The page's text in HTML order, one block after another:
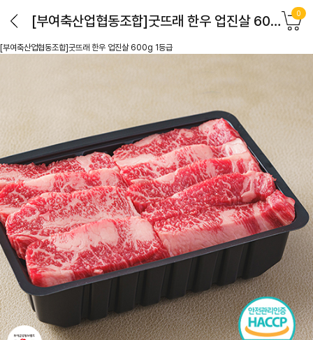
[부여축산업협동조합]굿뜨래 한우 업진살 600g 1등급 0
[부여축산업협동조합]굿뜨래 한우 업진살 600g 1등급